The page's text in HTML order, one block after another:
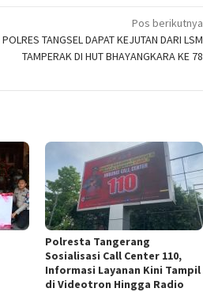
Pos berikutnya
POLRES TANGSEL DAPAT KEJUTAN DARI LSM
TAMPERAK DI HUT BHAYANGKARA KE 78
Polresta Tangerang
Sosialisasi Call Center 110,
Informasi Layanan Kini Tampil
di Videotron Hingga Radio